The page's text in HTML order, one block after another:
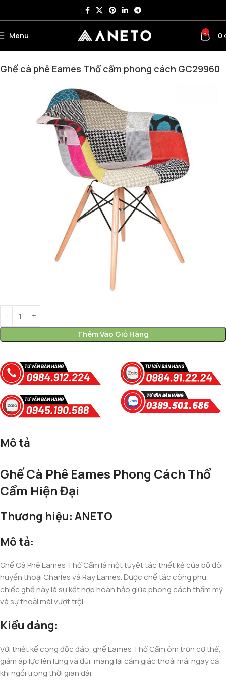
Menu 0 0
Ghế cà phê Eames Thổ cẩm phong cách GC29960
Thêm Vào Giỏ Hàng
Mô tả
Ghế Cà Phê Eames Phong Cách Thổ
Cẩm Hiện Đại
Thương hiệu: ANETO
Mô tả:
Ghế Cà Phê Eames Thổ Cẩm là một tuyệt tác thiết kế của bộ đôi
huyền thoại Charles và Ray Eames. Được chế tác công phu,
chiếc ghế này là sự kết hợp hoàn hảo giữa phong cách thẩm mỹ
và sự thoải mái vượt trội.
Kiểu dáng:
Với thiết kế cong độc đáo, ghế Eames Thổ Cẩm ôm trọn cơ thể,
giảm áp lực lên lưng và đùi, mang lại cảm giác thoải mái ngay cả
khi ngồi trong thời gian dài.